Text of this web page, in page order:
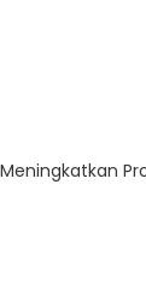
Meningkatkan